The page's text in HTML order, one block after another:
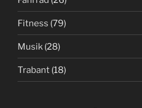
Fitness (79)
Musik (28)
Trabant (18)